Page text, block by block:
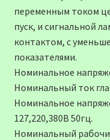
переменным током
пуск, и сигнальной
контактом, с
показателями.
Номинальное
Номинальный ток
Номинальное
127,220,380В 50гц.
Номинальный